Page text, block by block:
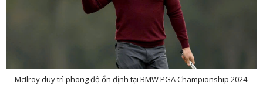
McIlroy duy trì phong độ ổn định tại BMW PGA Championship 2024.